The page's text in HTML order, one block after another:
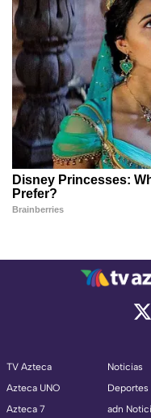
TV Azteca
Azteca UNO
Azteca 7
Noticias
Deportes
adn